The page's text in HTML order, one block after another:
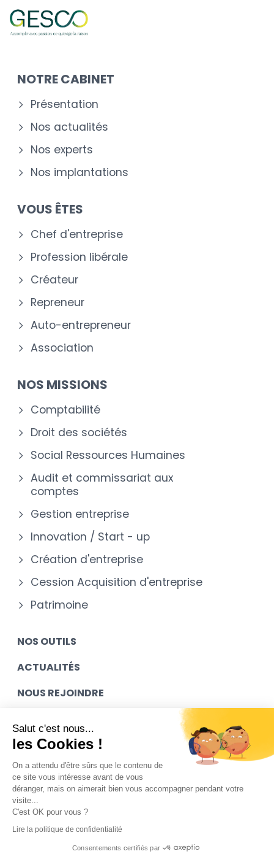
NOTRE CABINET
Présentation
Nos actualités
Nos experts
Nos implantations
VOUS ÊTES
Chef d'entreprise
Profession libérale
Créateur
Repreneur
Auto-entrepreneur
Association
NOS MISSIONS
Comptabilité
Droit des sociétés
Social Ressources Humaines
Audit et commissariat aux
comptes
Gestion entreprise
Innovation / Start - up
Création d'entreprise
Cession Acquisition d'entreprise
Patrimoine
NOS OUTILS
ACTUALITÉS
NOUS REJOINDRE
CONTACT
Mentions légales
Contact
Plan du site
Salut c'est nous...
les Cookies !
On a attendu d'être sûrs que le contenu de
ce site vous intéresse avant de vous
déranger, mais on aimerait bien vous accompagner pendant votre
visite...
C'est OK pour vous ?
Lire la politique de confidentialité
Consentements certifiés par